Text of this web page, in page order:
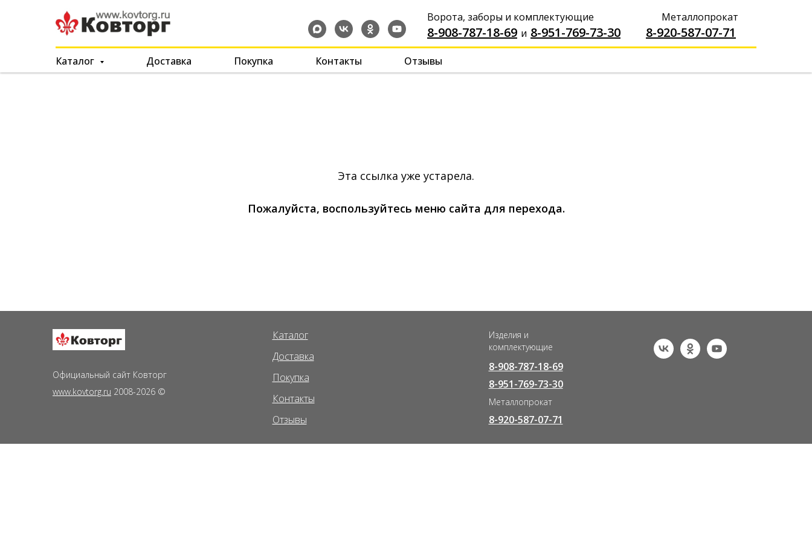
Ворота, заборы и комплектующие Металлопрокат
8-908-787-18-69 и 8-951-769-73-30 8-920-587-07-71
Каталог Доставка Покупка Контакты Отзывы
Эта ссылка уже устарела.
Пожалуйста, воспользуйтесь меню сайта для перехода.
Официальный сайт Ковторг
www.kovtorg.ru 2008-2026 ©
Каталог
Доставка
Покупка
Контакты
Отзывы
Изделия и
комплектующие
8-908-787-18-69
8-951-769-73-30
Металлопрокат
8-920-587-07-71